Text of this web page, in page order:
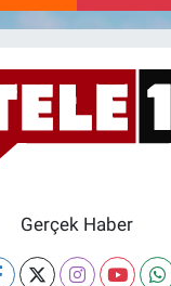
Gerçek Haber